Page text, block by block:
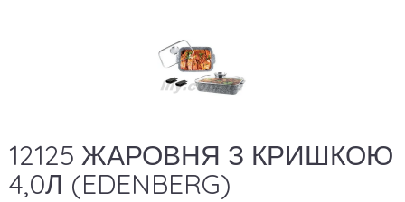
12125 ЖАРОВНЯ З КРИШКОЮ
4,0Л (EDENBERG)